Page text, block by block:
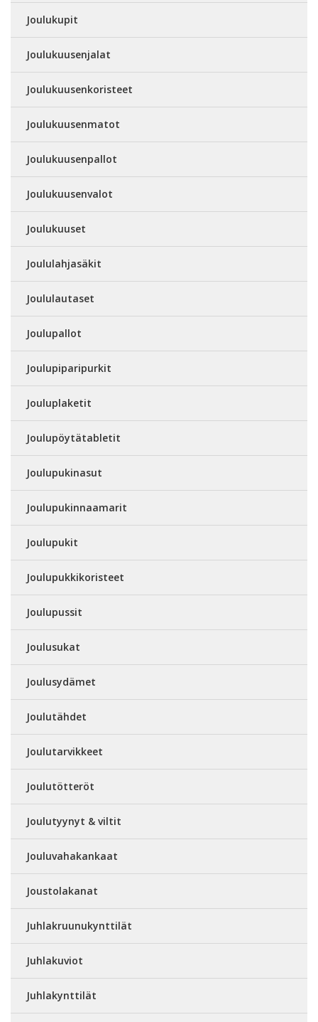
Joulukupit
Joulukuusenjalat
Joulukuusenkoristeet
Joulukuusenmatot
Joulukuusenpallot
Joulukuusenvalot
Joulukuuset
Joululahjasäkit
Joululautaset
Joulupallot
Joulupiparipurkit
Jouluplaketit
Joulupöytätabletit
Joulupukinasut
Joulupukinnaamarit
Joulupukit
Joulupukkikoristeet
Joulupussit
Joulusukat
Joulusydämet
Joulutähdet
Joulutarvikkeet
Joulutötteröt
Joulutyynyt & viltit
Jouluvahakankaat
Joustolakanat
Juhlakruunukynttilät
Juhlakuviot
Juhlakynttilät